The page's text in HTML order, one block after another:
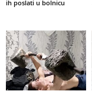
ih poslati u bolnicu